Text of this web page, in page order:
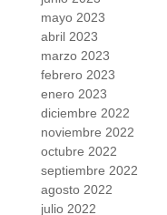
mayo 2023
abril 2023
marzo 2023
febrero 2023
enero 2023
diciembre 2022
noviembre 2022
octubre 2022
septiembre 2022
agosto 2022
julio 2022